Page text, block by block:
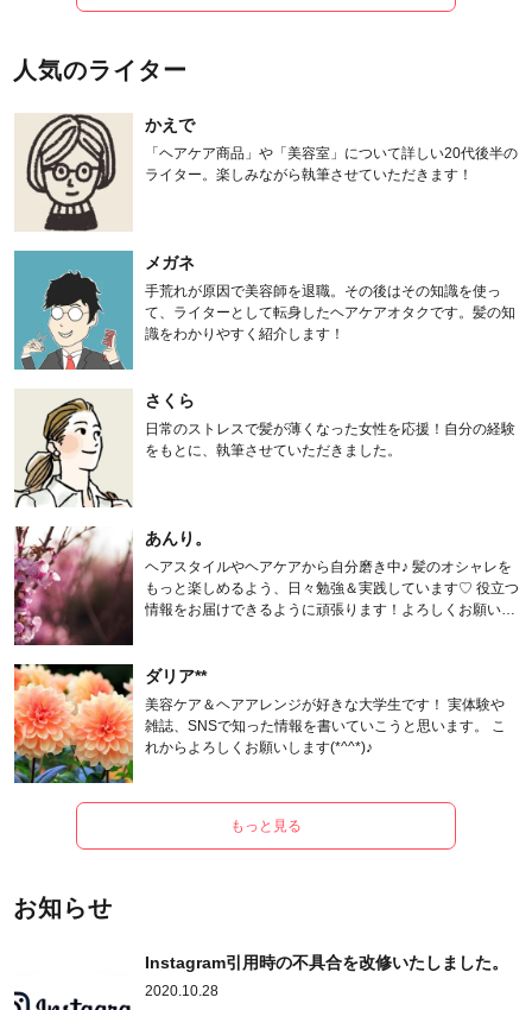
人気のライター
かえで
「ヘアケア商品」や「美容室」について詳しい20代後半の
ライター。楽しみながら執筆させていただきます！
メガネ
手荒れが原因で美容師を退職。その後はその知識を使っ
て、ライターとして転身したヘアケアオタクです。髪の知
識をわかりやすく紹介します！
さくら
日常のストレスで髪が薄くなった女性を応援！自分の経験
をもとに、執筆させていただきました。
あんり。
ヘアスタイルやヘアケアから自分磨き中♪ 髪のオシャレを
もっと楽しめるよう、日々勉強＆実践しています♡ 役立つ
情報をお届けできるように頑張ります！よろしくお願いし
ダリア**
美容ケア＆ヘアアレンジが好きな大学生です！ 実体験や
雑誌、SNSで知った情報を書いていこうと思います。 こ
れからよろしくお願いします(*^^*)♪
もっと見る
お知らせ
Instagram引用時の不具合を改修いたしました。
2020.10.28